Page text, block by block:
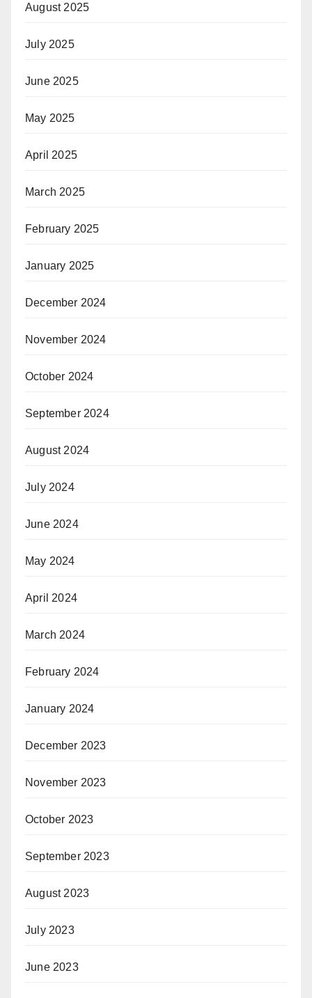
August 2025
July 2025
June 2025
May 2025
April 2025
March 2025
February 2025
January 2025
December 2024
November 2024
October 2024
September 2024
August 2024
July 2024
June 2024
May 2024
April 2024
March 2024
February 2024
January 2024
December 2023
November 2023
October 2023
September 2023
August 2023
July 2023
June 2023